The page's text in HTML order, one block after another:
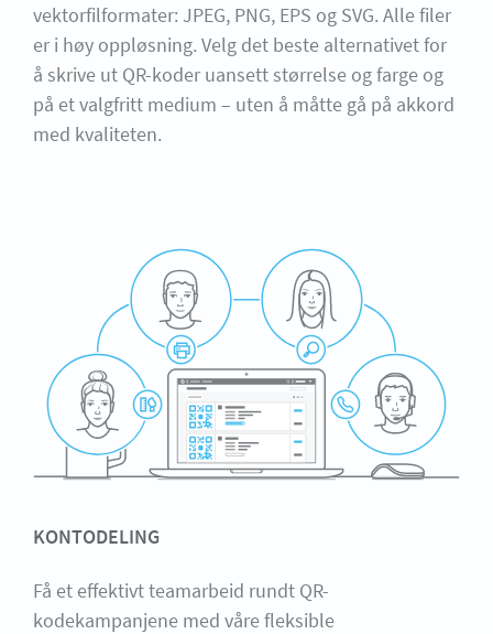
vektorfilformater: JPEG, PNG, EPS og SVG. Alle filer
er i høy oppløsning. Velg det beste alternativet for
å skrive ut QR-koder uansett størrelse og farge og
på et valgfritt medium – uten å måtte gå på akkord
med kvaliteten.
KONTODELING
Få et effektivt teamarbeid rundt QR-
kodekampanjene med våre fleksible